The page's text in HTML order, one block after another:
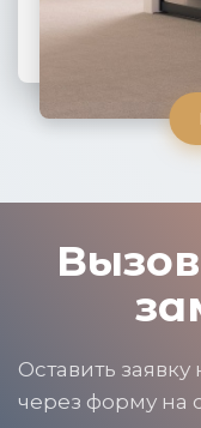
Оставить
через форму на